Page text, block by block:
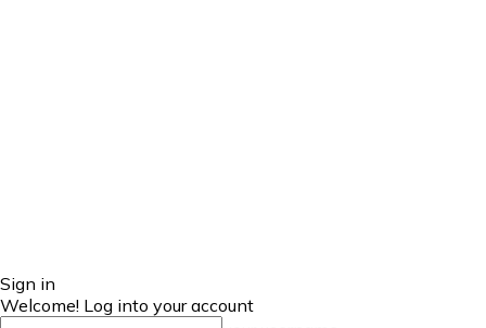
Sign in
Welcome! Log into your account